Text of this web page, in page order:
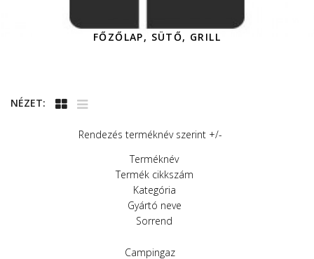
FŐZŐLAP, SÜTŐ, GRILL
NÉZET:
Rendezés terméknév szerint +/-
Terméknév
Termék cikkszám
Kategória
Gyártó neve
Sorrend
Campingaz